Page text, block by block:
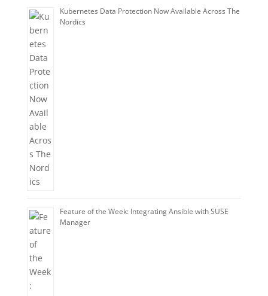
Kubernetes Data Protection Now Available Across The
Nordics
Feature of the Week: Integrating Ansible with SUSE
Manager